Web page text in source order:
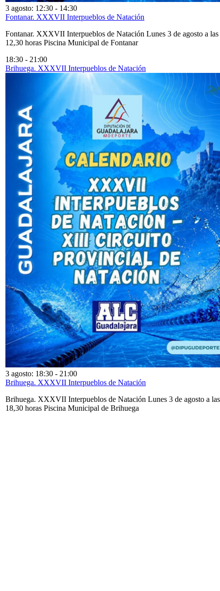
3 agosto: 12:30 - 14:30
Fontanar. XXXVII Interpueblos de Natación
Fontanar. XXXVII Interpueblos de Natación Lunes 3 de agosto a las
12,30 horas Piscina Municipal de Fontanar
18:30 - 21:00
Brihuega. XXXVII Interpueblos de Natación
3 agosto: 18:30 - 21:00
Brihuega. XXXVII Interpueblos de Natación
Brihuega. XXXVII Interpueblos de Natación Lunes 3 de agosto a las
18,30 horas Piscina Municipal de Brihuega